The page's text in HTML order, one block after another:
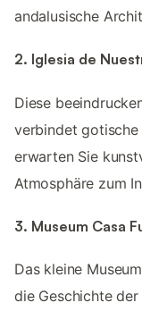
andalusische
2. Iglesia de
Diese
verbindet gotische
erwarten Sie
Atmosphäre zum
3. Museum Casa
Das kleine
die Geschichte